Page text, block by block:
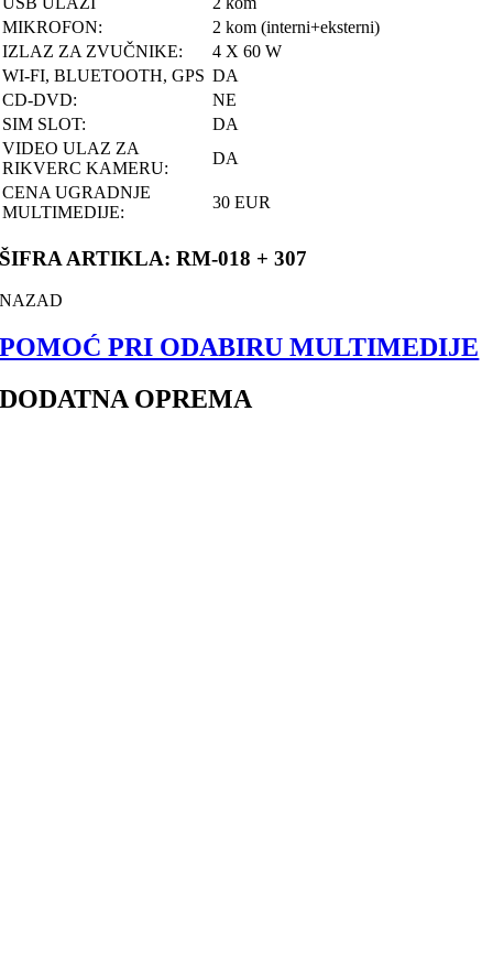
MIKROFON:
2 kom (interni+eksterni)
IZLAZ ZA ZVUČNIKE:
4 X 60 W
WI-FI, BLUETOOTH, GPS DA
CD-DVD:
NE
SIM SLOT:
DA
VIDEO ULAZ ZA
RIKVERC KAMERU:
DA
CENA UGRADNJE
MULTIMEDIJE:
30 EUR
ŠIFRA ARTIKLA: RM-018 + 307
NAZAD
POMOĆ PRI ODABIRU MULTIMEDIJE
DODATNA OPREMA